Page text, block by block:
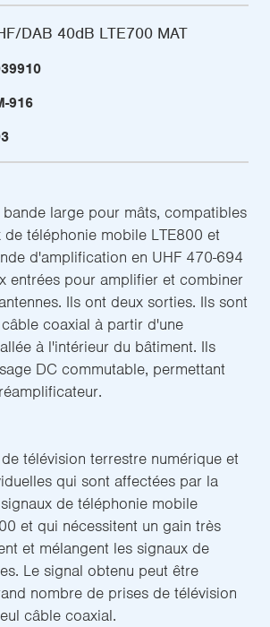
DAB 40dB LTE700 MAT
916
large pour mâts, compatibles
de téléphonie mobile LTE800 et
d'amplification en UHF 470-694
entrées pour amplifier et combiner
Ils ont deux sorties. Ils sont
coaxial à partir d'une
à l'intérieur du bâtiment. Ils
DC commutable, permettant
télévision terrestre numérique et
qui sont affectées par la
de téléphonie mobile
et qui nécessitent un gain très
et mélangent les signaux de
Le signal obtenu peut être
nombre de prises de télévision
câble coaxial.